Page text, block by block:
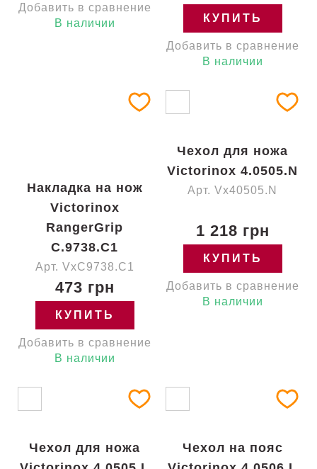
Добавить в сравнение
В наличии
КУПИТЬ
Добавить в сравнение
В наличии
Накладка на нож
Victorinox
RangerGrip
C.9738.C1
Арт. VxC9738.C1
473 грн
КУПИТЬ
Добавить в сравнение
В наличии
Чехол для ножа
Victorinox 4.0505.N
Арт. Vx40505.N
1 218 грн
КУПИТЬ
Добавить в сравнение
В наличии
Чехол для ножа
Чехол на пояс